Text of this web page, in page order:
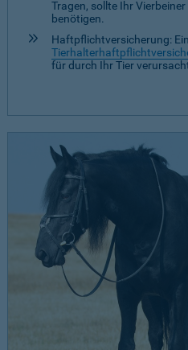
Tragen, sollte Ihr
benötigen.
Haftpflichtversicherung:
für durch Ihr Tier